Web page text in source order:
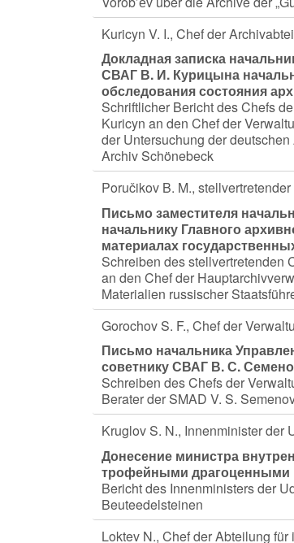
Kuricyn V. I., Chef der
Докладная записка
СВАГ В. И. Курицына
обследования состояния
Schriftlicher Bericht des Chefs
Kuricyn an den Chef der
der Untersuchung der
Archiv Schönebeck
Poručikov B. M.,
Письмо заместителя
начальнику Главного
материалах
Schreiben des stellvertretenden
an den Chef der
Materialien russischer
Gorochov S. F., Chef der
Письмо начальника
советнику СВАГ В. С.
Schreiben des Chefs der
Berater der SMAD V. S.
Kruglov S. N., Innenminister der
Донесение министра
трофейными драгоценными
Bericht des Innenministers der
Beuteedelsteinen
Loktev N., Chef der Abteilung